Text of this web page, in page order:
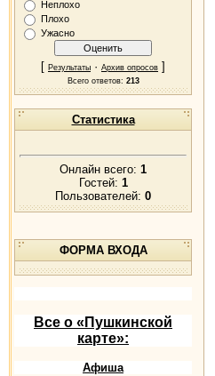
Неплохо
Плохо
Ужасно
[ Результаты · Архив опросов ]
Всего ответов: 213
Статистика
Онлайн всего: 1
Гостей: 1
Пользователей: 0
ФОРМА ВХОДА
Все о «Пушкинской
карте»:
Афиша